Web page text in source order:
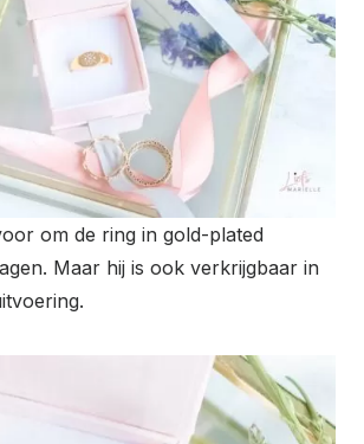
om de ring in gold-plated
Maar hij is ook verkrijgbaar in